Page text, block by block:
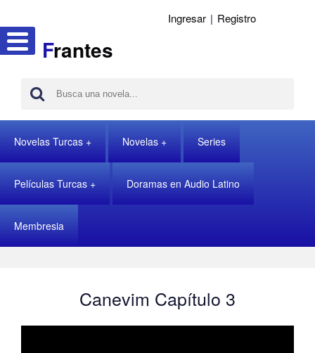
Frantes
Ingresar | Registro
Novelas Turcas Novelas Series
Películas Turcas Doramas en Audio Latino
Membresia
Canevim Capítulo 3